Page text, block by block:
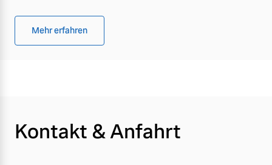
Mehr erfahren
Kontakt & Anfahrt